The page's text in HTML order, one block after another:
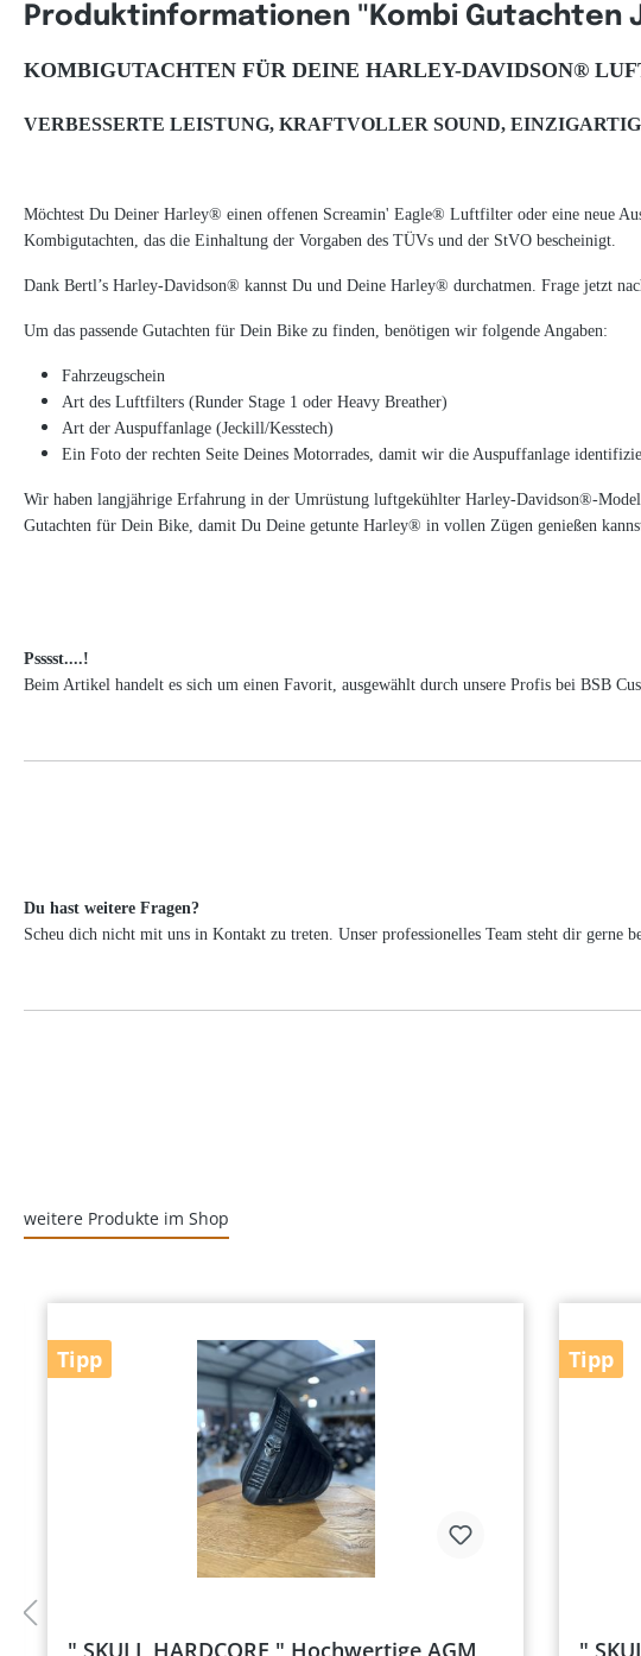
Produktinformationen "Kombi Gutachten
KOMBIGUTACHTEN FÜR DEINE HARLEY-DAVIDSON®
VERBESSERTE LEISTUNG, KRAFTVOLLER SOUND,
Möchtest Du Deiner Harley® einen offenen Screamin' Eagle® Luftfilter oder eine neue
Kombigutachten, das die Einhaltung der Vorgaben des TÜVs und der StVO bescheinigt.
Dank Bertl’s Harley-Davidson® kannst Du und Deine Harley® durchatmen. Frage jetzt
Um das passende Gutachten für Dein Bike zu finden, benötigen wir folgende Angaben:
Fahrzeugschein
Art des Luftfilters (Runder Stage 1 oder Heavy Breather)
Art der Auspuffanlage (Jeckill/Kesstech)
Ein Foto der rechten Seite Deines Motorrades, damit wir die Auspuffanlage
Wir haben langjährige Erfahrung in der Umrüstung luftgekühlter Harley-Davidson®-
Gutachten für Dein Bike, damit Du Deine getunte Harley® in vollen Zügen genießen
Psssst....!
Beim Artikel handelt es sich um einen Favorit, ausgewählt durch unsere Profis bei BSB
Du hast weitere Fragen?
Scheu dich nicht mit uns in Kontakt zu treten. Unser professionelles Team steht dir gerne
weitere Produkte im Shop
Tipp
" SKULL HARDCORE " Hochwertige AGM
Tipp
"